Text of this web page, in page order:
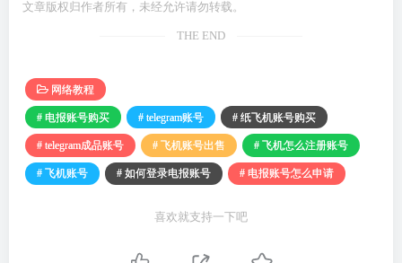
文章版权归作者所有，未经允许请勿转载。
THE END
网络教程
# 电报账号购买 # telegram账号 # 纸飞机账号购买
# telegram成品账号 # 飞机账号出售 # 飞机怎么注册账号
# 飞机账号 # 如何登录电报账号 # 电报账号怎么申请
喜欢就支持一下吧